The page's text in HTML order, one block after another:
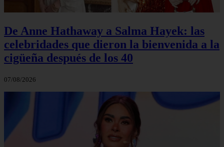
De Anne Hathaway a Salma Hayek: las
celebridades que dieron la bienvenida a la
cigüeña después de los 40
07/08/2026